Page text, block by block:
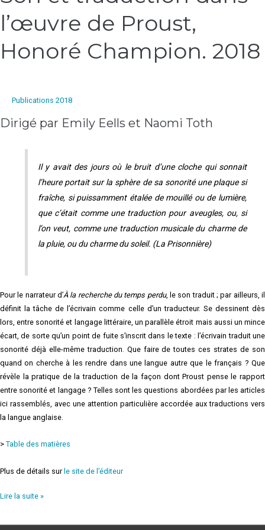
l’œuvre de Proust,
Honoré Champion. 2018
Publications 2018
Dirigé par Emily Eells et Naomi Toth
Il y avait des jours où le bruit d’une cloche qui sonnait
l’heure portait sur la sphère de sa sonorité une plaque si
fraîche, si puissamment étalée de mouillé ou de lumière,
que c’était comme une traduction pour aveugles, ou, si
l’on veut, comme une traduction musicale du charme de
la pluie, ou du charme du soleil. (La Prisonnière)
Pour le narrateur d’À la recherche du temps perdu, le son traduit ; par ailleurs, il
définit la tâche de l’écrivain comme celle d’un traducteur. Se dessinent dès
lors, entre sonorité et langage littéraire, un parallèle étroit mais aussi un mince
écart, de sorte qu’un point de fuite s’inscrit dans le texte : l’écrivain traduit une
sonorité déjà elle-même traduction. Que faire de toutes ces strates de son
quand on cherche à les rendre dans une langue autre que le français ? Que
révèle la pratique de la traduction de la façon dont Proust pense le rapport
entre sonorité et langage ? Telles sont les questions abordées par les articles
ici rassemblés, avec une attention particulière accordée aux traductions vers
la langue anglaise.
> Table des matières
Plus de détails surle site de l’éditeur
traduction
dans
l’œuvre
Champion.
Lire la suite »